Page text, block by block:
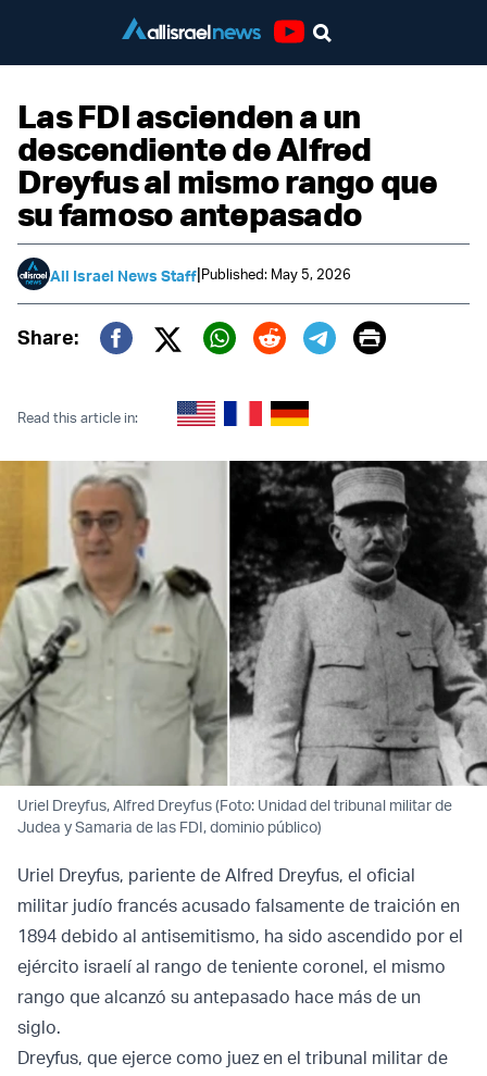
Las FDI ascienden a un
descendiente de Alfred
Dreyfus al mismo rango que
su famoso antepasado
All Israel News Staff|Published: May 5, 2026
Share:
Twitter (X)
Print
Read this article in:
Uriel Dreyfus, Alfred Dreyfus (Foto: Unidad del tribunal militar de
Judea y Samaria de las FDI, dominio público)
Uriel Dreyfus, pariente de Alfred Dreyfus, el oficial
militar judío francés acusado falsamente de traición en
1894 debido al antisemitismo, ha sido ascendido por el
ejército israelí al rango de teniente coronel, el mismo
rango que alcanzó su antepasado hace más de un
siglo.
Dreyfus, que ejerce como juez en el tribunal militar de